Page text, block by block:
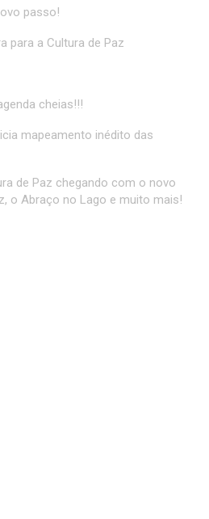
passo!
para a Cultura de Paz
cheias!!!
mapeamento inédito das
de Paz chegando com o novo
o Abraço no Lago e muito mais!